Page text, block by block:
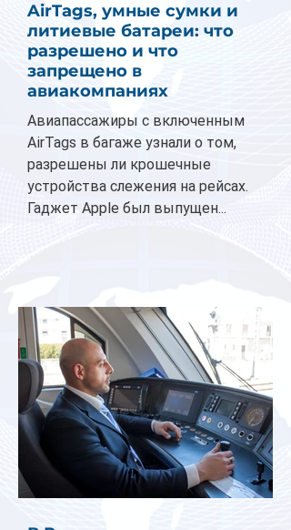
AirTags, умные сумки и
литиевые батареи: что
разрешено и что
запрещено в
авиакомпаниях
Авиапассажиры с включенным
AirTags в багаже узнали о том,
разрешены ли крошечные
устройства слежения на рейсах.
Гаджет Apple был выпущен...